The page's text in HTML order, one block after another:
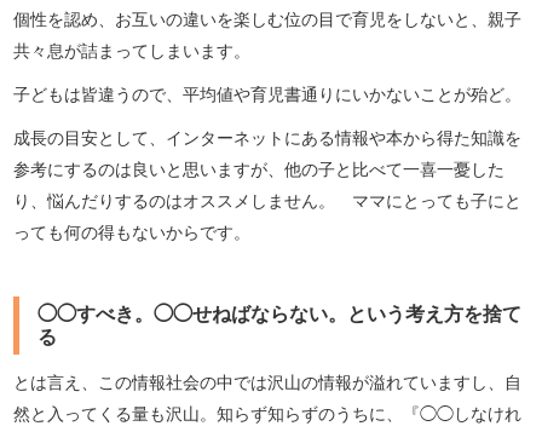
個性を認め、お互いの違いを楽しむ位の目で育児をしないと、親子
共々息が詰まってしまいます。
子どもは皆違うので、平均値や育児書通りにいかないことが殆ど。
成長の目安として、インターネットにある情報や本から得た知識を
参考にするのは良いと思いますが、他の子と比べて一喜一憂した
り、悩んだりするのはオススメしません。 ママにとっても子にと
っても何の得もないからです。
◯◯すべき。◯◯せねばならない。という考え方を捨て
る
とは言え、この情報社会の中では沢山の情報が溢れていますし、自
然と入ってくる量も沢山。知らず知らずのうちに、『◯◯しなけれ